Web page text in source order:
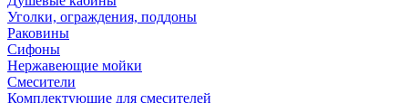
Уголки, ограждения, поддоны
Раковины
Сифоны
Нержавеющие мойки
Смесители
Комплектующие для смесителей